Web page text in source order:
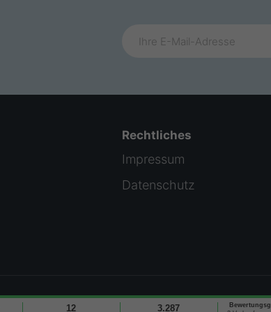
Rechtliches
Impressum
Datenschutz
© 2026 Creative Elements. All rights reserved